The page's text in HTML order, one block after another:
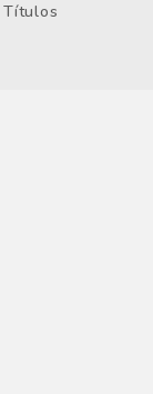
Títulos